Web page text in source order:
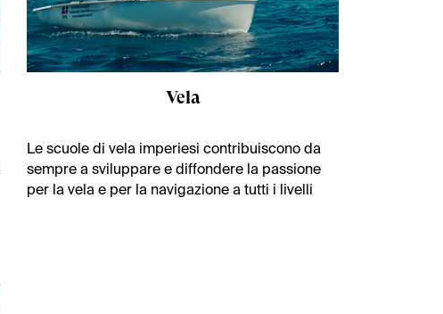
Vela
Le scuole di vela imperiesi contribuiscono da
sempre a sviluppare e diffondere la passione
per la vela e per la navigazione a tutti i livelli